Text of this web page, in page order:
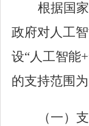
根据国
政府对人工
设“人工智能
的支持范围为
（一）